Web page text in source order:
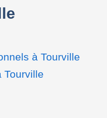
à Tourville
Tourville